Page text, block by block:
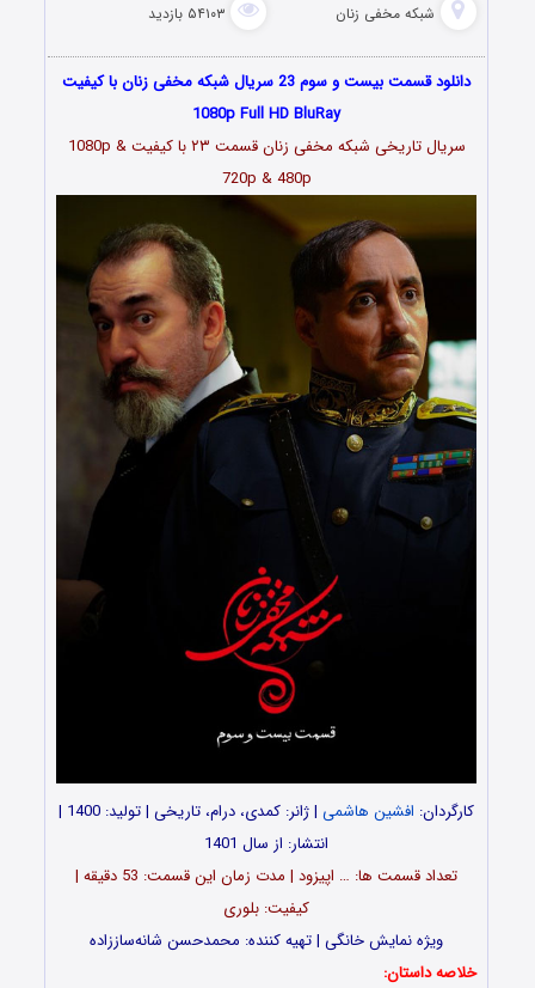
شبکه مخفی زنان ۵۴۱۰۳ بازدید
دانلود قسمت بیست و سوم 23 سریال شبکه مخفی زنان با کیفیت
1080p Full HD BluRay
سریال تاریخی شبکه مخفی زنان قسمت ۲۳
با کیفیت 1080p &
720p & 480p
کارگردان: افشین هاشمی
| ژانر: کمدی، درام، تاریخی | تولید: 1400 |
انتشار: از سال 1401
تعداد قسمت ‎ها: … اپیزود | مدت زمان این قسمت: 53 دقیقه |
کیفیت: بلوری
ویژه نمایش خانگی | تهیه کننده: محمدحسن شانه‌ساززاده
خلاصه داستان: